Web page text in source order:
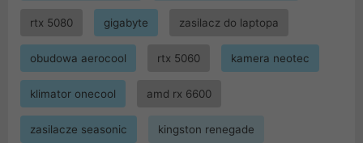
rtx 5080 gigabyte zasilacz do laptopa
obudowa aerocool rtx 5060 kamera neotec
klimator onecool amd rx 6600
zasilacze seasonic kingston renegade